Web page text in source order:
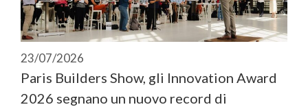
23/07/2026
Paris Builders Show, gli Innovation Award
2026 segnano un nuovo record di